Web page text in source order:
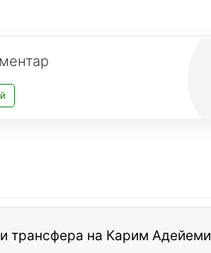
трансфера на Карим Адейеми